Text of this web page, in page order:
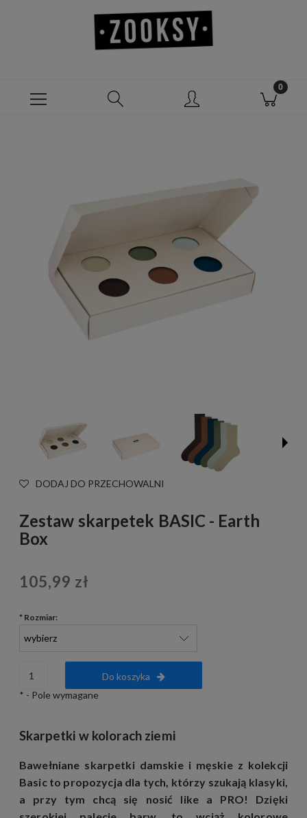
DODAJ DO PRZECHOWALNI
Zestaw skarpetek BASIC - Earth
Box
105,99 zł
* Rozmiar:
Do koszyka
* - Pole wymagane
Skarpetki w kolorach ziemi
Bawełniane skarpetki damskie i męskie z kolekcji
Basic to propozycja dla tych, którzy szukają klasyki,
a przy tym chcą się nosić like a PRO! Dzięki